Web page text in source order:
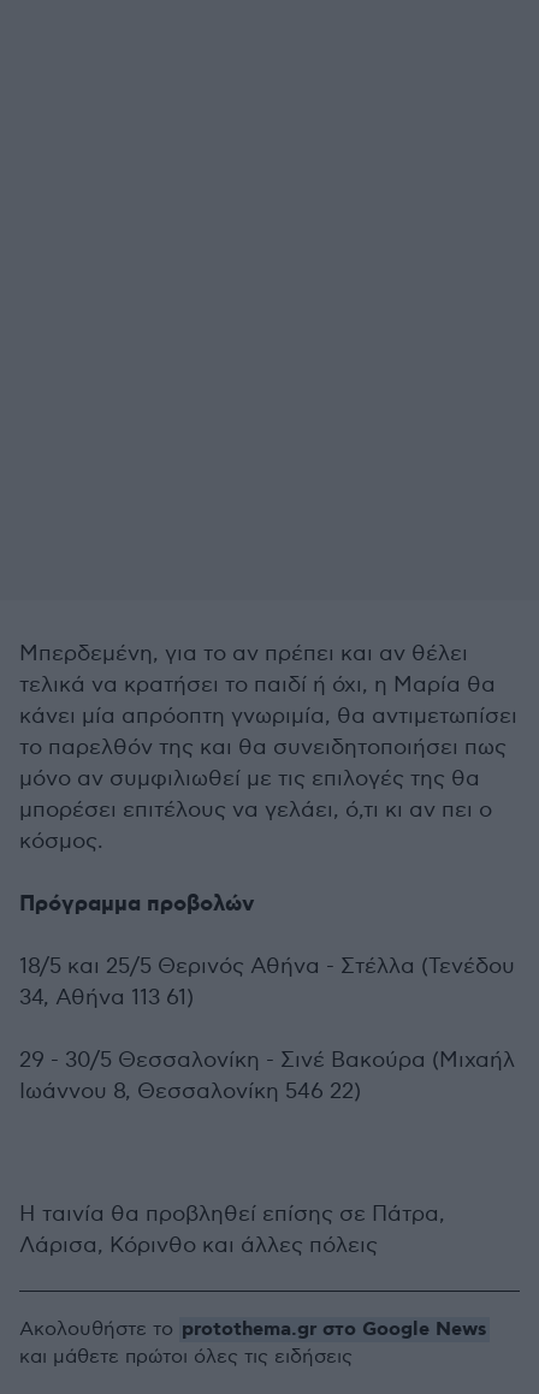
Μπερδεμένη, για το αν πρέπει και αν θέλει
τελικά να κρατήσει το παιδί ή όχι, η Μαρία θα
κάνει μία απρόοπτη γνωριμία, θα αντιμετωπίσει
το παρελθόν της και θα συνειδητοποιήσει πως
μόνο αν συμφιλιωθεί με τις επιλογές της θα
μπορέσει επιτέλους να γελάει, ό,τι κι αν πει ο
κόσμος.
Πρόγραμμα προβολών
18/5 και 25/5 Θερινός Αθήνα - Στέλλα (Τενέδου
34, Αθήνα 113 61)
29 - 30/5 Θεσσαλονίκη - Σινέ Βακούρα (Μιχαήλ
Ιωάννου 8, Θεσσαλονίκη 546 22)
Η ταινία θα προβληθεί επίσης σε Πάτρα,
Λάρισα, Κόρινθο και άλλες πόλεις
Ακολουθήστε το protothema.gr στο Google News
και μάθετε πρώτοι όλες τις ειδήσεις